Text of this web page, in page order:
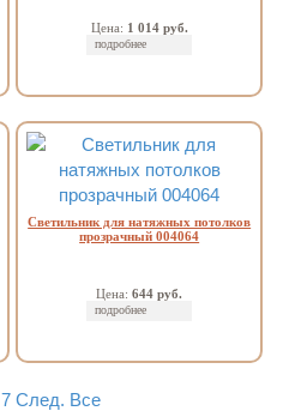
Цена: 1 014 руб.
подробнее
Светильник для натяжных потолков
прозрачный 004064
Цена:644 руб.
подробнее
7 След. Все